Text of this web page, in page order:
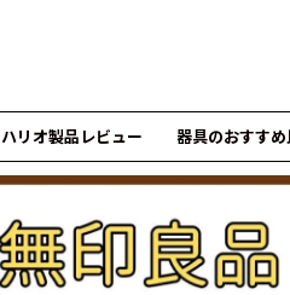
ハリオ製品レビュー 器具のおすす